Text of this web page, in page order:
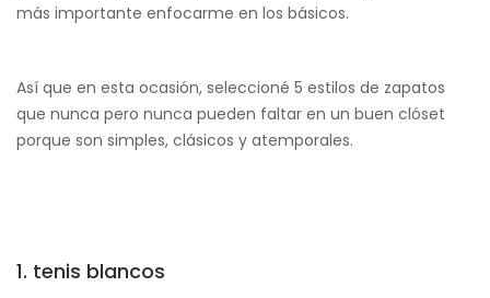
más importante enfocarme en los básicos.
Así que en esta ocasión, seleccioné 5 estilos de zapatos
que nunca pero nunca pueden faltar en un buen clóset
porque son simples, clásicos y atemporales.
1. tenis blancos